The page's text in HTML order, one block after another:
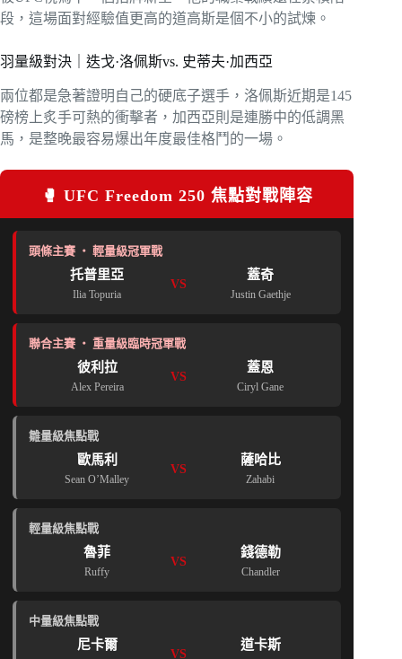
段，這場面對經驗值更高的道高斯是個不小的試煉。
羽量級對決｜迭戈·洛佩斯vs. 史蒂夫·加西亞
兩位都是急著證明自己的硬底子選手，洛佩斯近期是145
磅榜上炙手可熱的衝擊者，加西亞則是連勝中的低調黑
馬，是整晚最容易爆出年度最佳格鬥的一場。
🥊 UFC Freedom 250 焦點對戰陣容
頭條主賽 ・ 輕量級冠軍戰
托普里亞
Ilia Topuria
VS
蓋奇
Justin Gaethje
聯合主賽 ・ 重量級臨時冠軍戰
彼利拉
Alex Pereira
VS
蓋恩
Ciryl Gane
雛量級焦點戰
歐馬利
Sean O’Malley
VS
薩哈比
Zahabi
輕量級焦點戰
魯菲
Ruffy
VS
錢德勒
Chandler
中量級焦點戰
尼卡爾
VS
道卡斯